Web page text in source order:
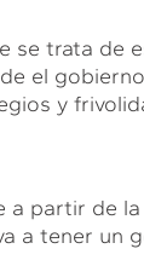
se trata de
el
y
partir de
a tener un